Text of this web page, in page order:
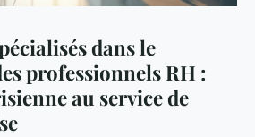
dans le
professionnels RH :
au service de